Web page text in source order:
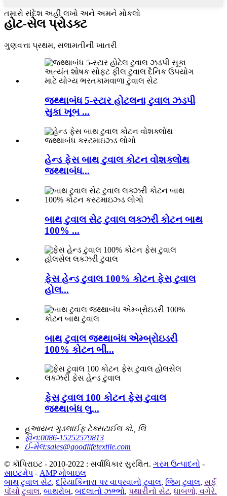
તમારો સંદેશ અહીં લખો અને અમને મોકલો
હોટ-સેલ પ્રોડક્ટ
ગુણવત્તા પ્રથમ, સલામતીની ખાતરી
જથ્થાબંધ 5-સ્ટાર હોટલના ટુવાલ ઝડપી
સુકા ખૂબ ...
હેન્ડ ફેસ બાથ ટુવાલ કોટન વોશક્લોથ
જથ્થાબંધ...
બાથ ટુવાલ સેટ ટુવાલ લક્ઝરી કોટન બાથ
100% ...
ફેસ હેન્ડ ટુવાલ 100% કોટન ફેસ ટુવાલ
હોલ...
બાથ ટુવાલ જથ્થાબંધ એમ્બ્રોઇડરી
100% કોટન બી...
ફેસ ટુવાલ 100 કોટન ફેસ ટુવાલ
જથ્થાબંધ લુ...
હુઆયન ગુડલાઈફ ટેક્સટાઈલ કો., લિ
ફોન:0086-15252579813
ઈ-મેલ:sales@goodlifetextile.com
© કૉપિરાઇટ - 2010-2022 : સર્વાધિકાર સુરક્ષિત. ગરમ ઉત્પાદનો -
સાઇટમેપ - AMP મોબાઇલ
બાથ ટુવાલ સેટ, દરિયાકિનારા પર વાપરવાનો ટુવાલ, જિમ ટુવાલ, સર્ફ
પોંચો ટુવાલ, બાથરોબ, બદલાતો ઝભ્ભો, પથારીનો સેટ, ધાબળો, વગેરે.